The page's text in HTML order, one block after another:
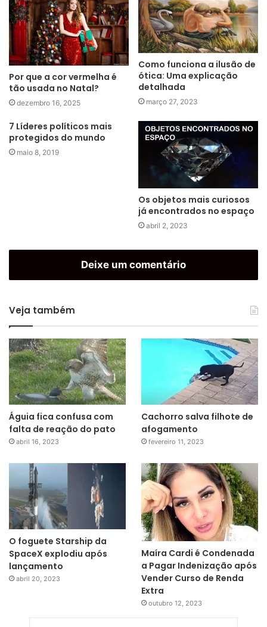
Por que a cor vermelha é
tão usada no Natal?
dezembro 16, 2025
Como funciona a ilusão de
ótica: Uma explicação
detalhada
março 27, 2023
7 Líderes políticos mais
protegidos do mundo
maio 8, 2019
Os objetos mais curiosos
já encontrados no espaço
abril 2, 2023
Deixe um comentário
Veja também
Águia fica confusa com
falta de reação do pato
abril 16, 2023
Cachorro salva filhote de
afogamento
fevereiro 11, 2023
O foguete Starship da
SpaceX explodiu após
lançamento
abril 20, 2023
Maíra Cardi é Condenada
a Pagar Indenização após
Vender Curso de Renda
Extra
outubro 12, 2023